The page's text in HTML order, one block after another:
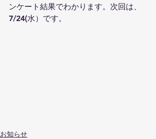
ンケート結果でわかります。次回は、
7/24(水）です。
お知らせ